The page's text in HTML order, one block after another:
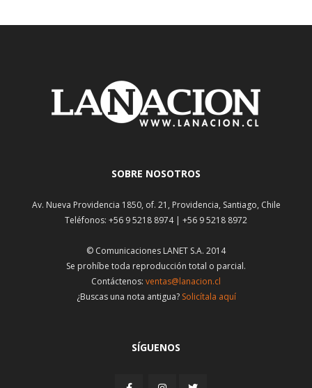
SOBRE NOSOTROS
Av. Nueva Providencia 1850, of. 21, Providencia, Santiago, Chile
Teléfonos: +56 9 5218 8974 | +56 9 5218 8972
© Comunicaciones LANET S.A. 2014
Se prohíbe toda reproducción total o parcial.
Contáctenos: ventas@lanacion.cl
¿Buscas una nota antigua? Solicítala aquí
SÍGUENOS